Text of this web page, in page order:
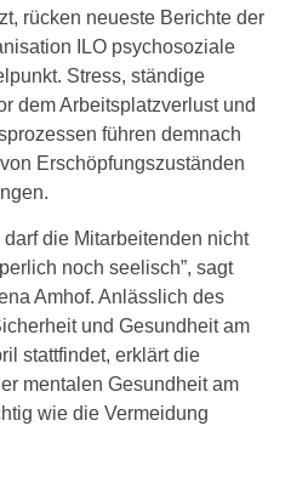
rücken neueste Berichte der
ILO psychosoziale
Stress, ständige
dem Arbeitsplatzverlust und
führen demnach
Erschöpfungszuständen
die Mitarbeitenden nicht
noch seelisch”, sagt
Amhof. Anlässlich des
und Gesundheit am
stattfindet, erklärt die
mentalen Gesundheit am
wie die Vermeidung